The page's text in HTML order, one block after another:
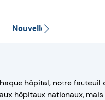
Nouvelles
hôpital, notre
hôpitaux nationaux,